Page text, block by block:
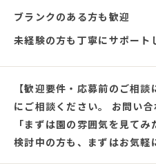
ブランクのある方も歓迎
未経験の方も丁寧にサポート
【歓迎要件・応募前のご相
にご相談ください。 お問い
「まずは園の雰囲気を見て
検討中の方も、まずはお気軽